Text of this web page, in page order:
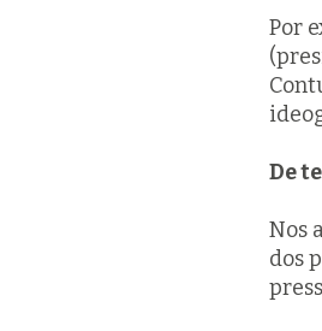
Por
De
Nos
dos